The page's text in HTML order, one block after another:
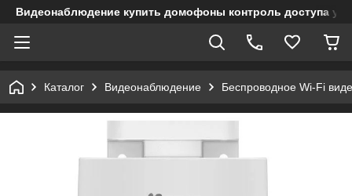
Видеонаблюдение купить домофоны контроль доступа
Каталог Видеонаблюдение Беспроводное Wi-Fi